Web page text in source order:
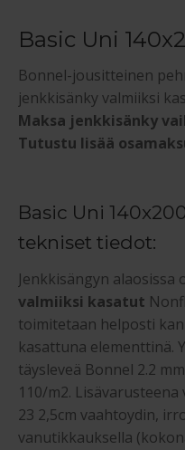
Basic Uni
Bonnel-jousitteinen
jenkkisänky valmiiksi
Maksa jenkkisänky
Tutustu lisää
Basic Uni
tekniset tiedot:
Jenkkisängyn
valmiiksi kasatut
toimitetaan helposti
kasattuna elementtinä.
täysleveä Bonnel 2.2
110/m2.
23 2,5cm vaahtoydin,
vanutikkauksella